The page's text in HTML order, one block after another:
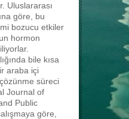
Uluslararası
göre, bu
bozucu etkiler
hormon
bile kısa
araba içi
süreci
Journal of
Public
göre,